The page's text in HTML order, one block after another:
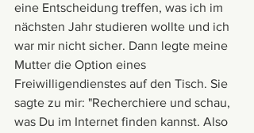
eine Entscheidung treffen, was ich im
nächsten Jahr studieren wollte und ich
war mir nicht sicher. Dann legte meine
Mutter die Option eines
Freiwilligendienstes auf den Tisch. Sie
sagte zu mir: "Recherchiere und schau,
was Du im Internet finden kannst. Also